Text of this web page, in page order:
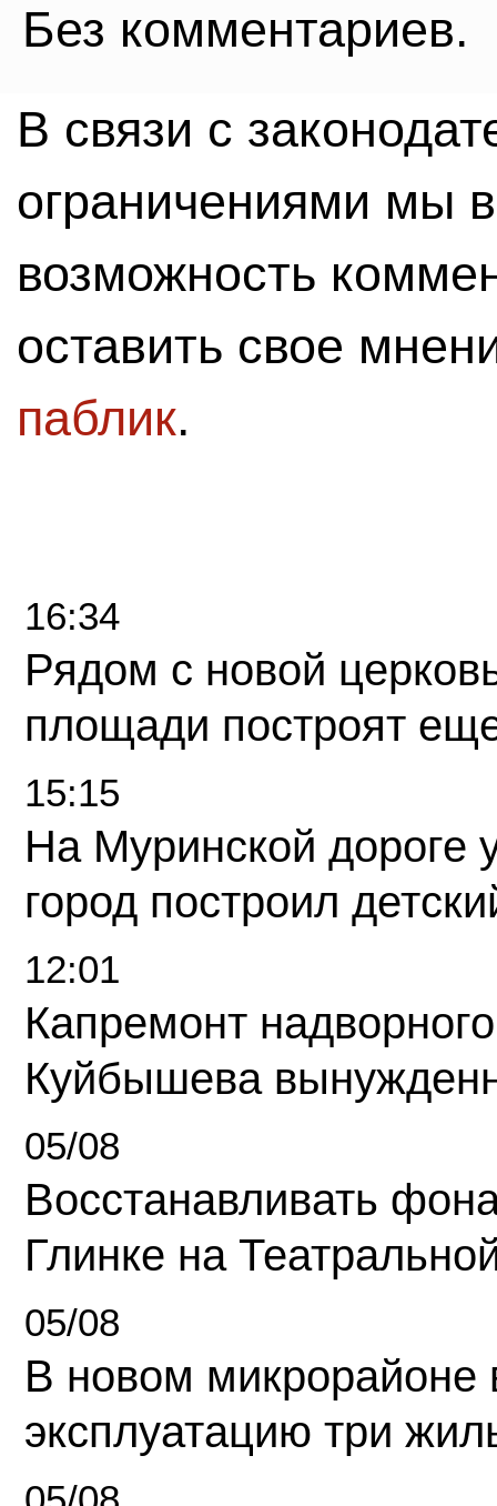
Без комментариев.
В связи с
ограничениями мы
возможность
оставить свое
паблик.
16:34
Рядом с новой
площади построят
15:15
На Муринской дороге
город построил
12:01
Капремонт
Куйбышева
05/08
Восстанавливать
Глинке на
05/08
В новом микрорайоне
эксплуатацию три